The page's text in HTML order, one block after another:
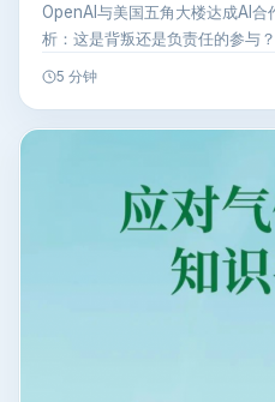
OpenAI与美国五角大楼达成AI合
析：这是背叛还是负责任的参与
5 分钟